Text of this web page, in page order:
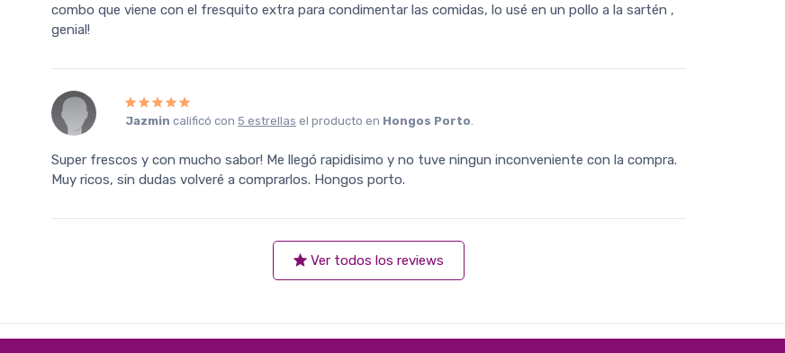
combo que viene con el fresquito extra para condimentar las comidas, lo usé en un pollo a la sartén ,
genial!
Jazmin calificó con 5 estrellas el producto en Hongos Porto
Super frescos y con mucho sabor! Me llegó rapidisimo y no tuve ningun inconveniente con la compra.
Muy ricos, sin dudas volveré a comprarlos. Hongos porto.
Ver todos los reviews